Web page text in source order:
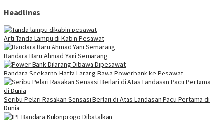
Headlines
Arti Tanda Lampu di Kabin Pesawat
Bandara Baru Ahmad Yani Semarang
Bandara Soekarno-Hatta Larang Bawa Powerbank ke Pesawat
Seribu Pelari Rasakan Sensasi Berlari di Atas Landasan Pacu Pertama di
Dunia